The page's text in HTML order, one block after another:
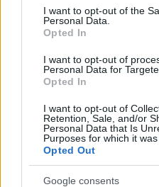
consent section.
I want to opt-out of the
Personal Data.
Opted In
I want to opt-out of
Personal Data for
Opted In
I want to opt-out of
Retention, Sale, and/or
Personal Data that Is
Purposes for which it was
Opted Out
Google consents
legfrissebb információkkal és
postaládájába érkezik!
A SZOL24 legfrissebb
A magyarok közel
hónap végére
Néma tisztelgéssel és
halt tűzoltókra Jász-Nagykun-